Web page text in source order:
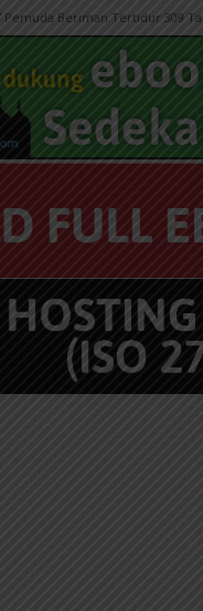
Pemuda Beriman Tertidur 309